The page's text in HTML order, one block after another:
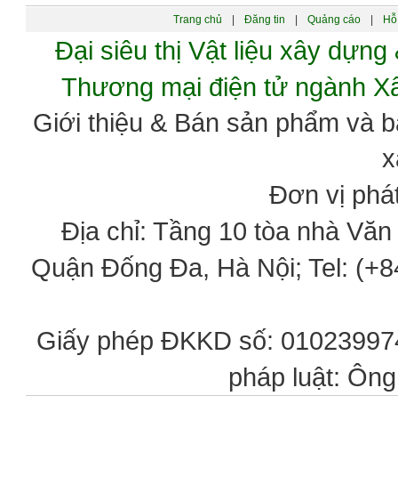
Trang chủ Đăng tin Quảng cáo
Đại siêu thị Vật liệu xây
Thương mại điện tử ngành
Giới thiệu & Bán sản phẩm và
Đơn vị
Địa chỉ: Tầng 10 tòa nhà
Quận Đống Đa, Hà Nội; Tel:
Giấy phép ĐKKD số:
pháp luật: